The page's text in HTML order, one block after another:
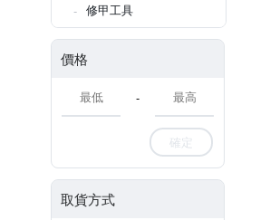
修甲工具
價格
-
確定
取貨方式